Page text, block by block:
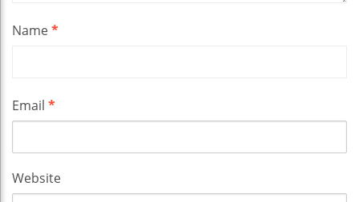
Name*
Email *
Website